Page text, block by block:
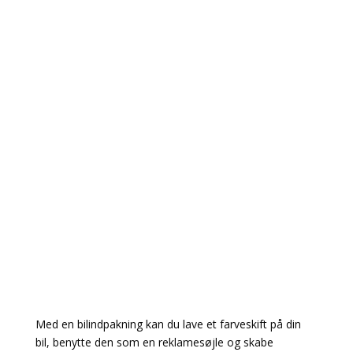
Med en bilindpakning kan du lave et farveskift på din
bil, benytte den som en reklamesøjle og skabe